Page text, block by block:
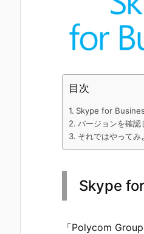
目次
Skype for
バージョンを確認
それではやってみ
Skype
「Polycom